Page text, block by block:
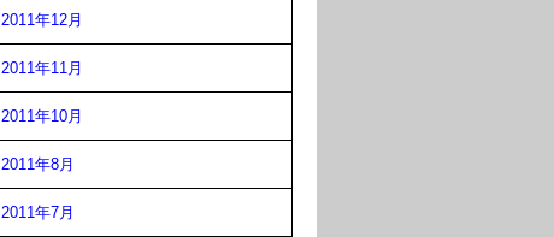
2011年12月
2011年11月
2011年10月
2011年8月
2011年7月